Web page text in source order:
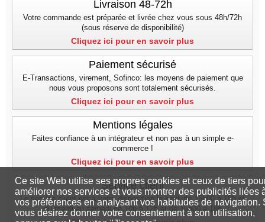
Livraison 48-72h
Votre commande est préparée et livrée chez vous sous 48h/72h
(sous réserve de disponibilité)
Cliquez ici pour en savoir plus
Paiement sécurisé
E-Transactions, virement, Sofinco: les moyens de paiement que
nous vous proposons sont totalement sécurisés.
Cliquez ici pour en savoir plus
Mentions légales
Faites confiance à un intégrateur et non pas à un simple e-
commerce !
Cliquez ici pour en savoir plus
Service client
Le service client est à votre disposition le lundi de 15h00 à 18h et
du mardi au samedi de 10h à 12h et de 15h00 a 18h
Ce site Web utilise ses propres cookies et ceux de tiers
améliorer nos services et vous montrer des publicités liées
vos préférences en analysant vos habitudes de navigation.
vous désirez donner votre consentement à son utilisation,